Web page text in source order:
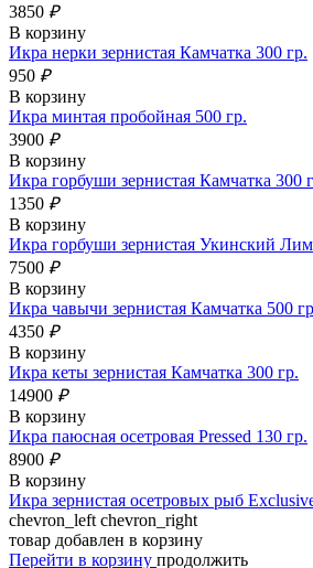
3850 ₽
В корзину
Икра нерки зернистая Камчатка 300 гр.
950 ₽
В корзину
Икра минтая пробойная 500 гр.
3900 ₽
В корзину
Икра горбуши зернистая Камчатка 300
1350 ₽
В корзину
Икра горбуши зернистая Укинский
7500 ₽
В корзину
Икра чавычи зернистая Камчатка 500
4350 ₽
В корзину
Икра кеты зернистая Камчатка 300 гр.
14900 ₽
В корзину
Икра паюсная осетровая Pressed 130 гр.
8900 ₽
В корзину
Икра зернистая осетровых рыб
chevron_left chevron_right
товар добавлен в корзину
Перейти в корзину продолжить